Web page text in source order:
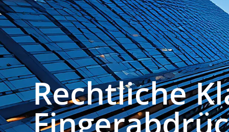
OFFICES
REFERENZEN
INTERNATIONAL
Rechtliche